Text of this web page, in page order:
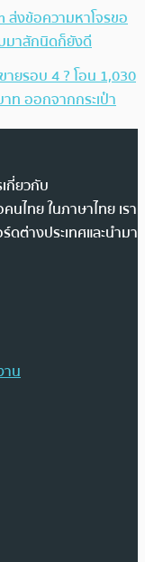
ส่งข้อความหาโจรขอ
มาสักนิดก็ยังดี
ายรอบ 4 ? โอน 1,030
ท ออกจากกระเป๋า
กี่ยวกับ
นไทย ในภาษาไทย เรา
ดต่างประเทศและนำมา
าน